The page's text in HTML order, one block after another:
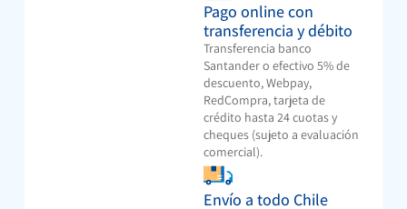
Pago online con
transferencia y débito
Transferencia banco
Santander o efectivo 5% de
descuento, Webpay,
RedCompra, tarjeta de
crédito hasta 24 cuotas y
cheques (sujeto a evaluación
comercial).
Envío a todo Chile